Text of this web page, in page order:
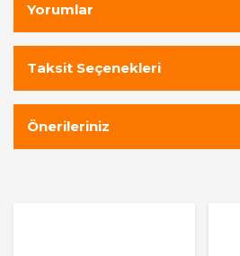
Yorumlar
Taksit Seçenekleri
Önerileriniz